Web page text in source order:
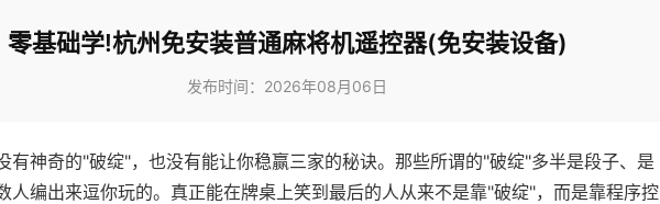
零基础学!杭州免安装普通麻将机遥控器(免安装设备)
发布时间：2026年08月06日
有神奇的"破绽"，也没有能让你稳赢三家的秘诀。那些所谓的"破绽"多半是段子、是
人编出来逗你玩的。真正能在牌桌上笑到最后的人从来不是靠"破绽"，而是靠程序控